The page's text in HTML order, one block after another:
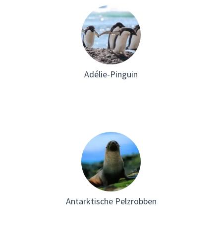
Adélie-Pinguin
Antarktische Pelzrobben